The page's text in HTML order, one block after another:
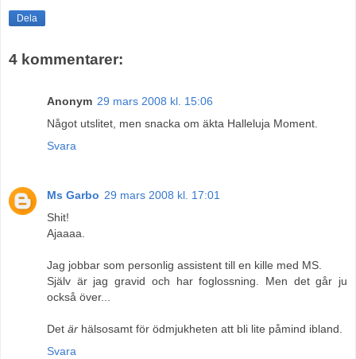
Dela
4 kommentarer:
Anonym 29 mars 2008 kl. 15:06
Något utslitet, men snacka om äkta Halleluja Moment.
Svara
Ms Garbo 29 mars 2008 kl. 17:01
Shit!
Ajaaaa.
Jag jobbar som personlig assistent till en kille med MS.
Själv är jag gravid och har foglossning. Men det går ju
också över...
Det är hälsosamt för ödmjukheten att bli lite påmind ibland.
Svara